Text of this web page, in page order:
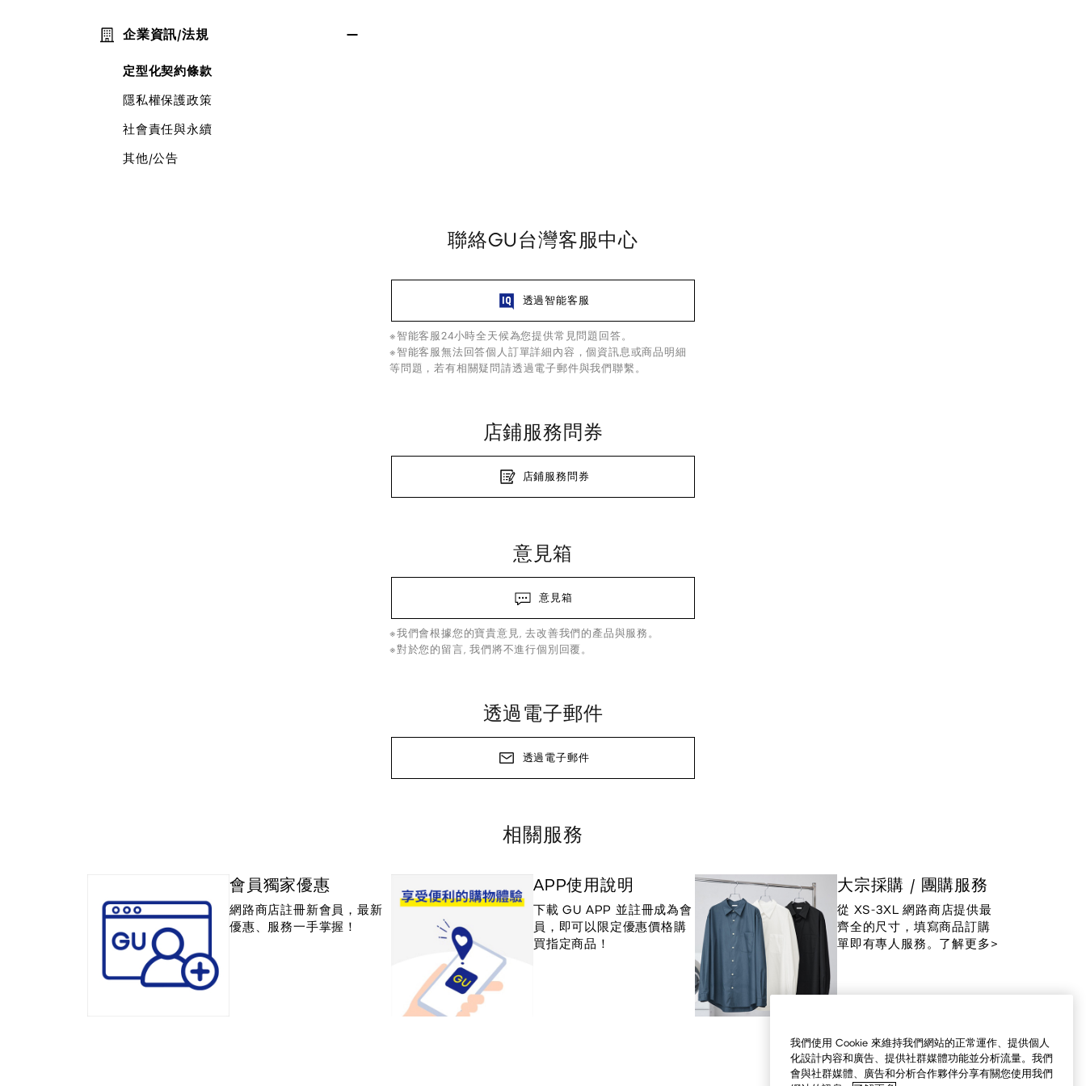
大宗採購服務
其他/公告
聯名系列商品一覽
其他/公告
企業資訊/法規
定型化契約條款
隱私權保護政策
社會責任與永續
其他/公告
聯絡GU台灣客服中心
透過智能客服
※智能客服24小時全天候為您提供常見問題回答。
※智能客服無法回答個人訂單詳細內容，個資訊息或商品明細
等問題，若有相關疑問請透過電子郵件與我們聯繫。
店鋪服務問券
店鋪服務問券
意見箱
意見箱
※我們會根據您的寶貴意見, 去改善我們的產品與服務。
※對於您的留言, 我們將不進行個別回覆。
透過電子郵件
透過電子郵件
相關服務
會員獨家優惠
網路商店註冊新會員，最新
優惠、服務一手掌握！
APP使用說明
下載 GU APP 並註冊成為會
員，即可以限定優惠價格購
買指定商品！
大宗採購 / 團購服務
從 XS-3XL 網路商店提供最
齊全的尺寸，填寫商品訂購
單即有專人服務。了解更多>
我們使用 Cookie 來維持我們網站的正常運作、提供個人
化設計内容和廣告、提供社群媒體功能並分析流量。我們
會與社群媒體、廣告和分析合作夥伴分享有關您使用我們